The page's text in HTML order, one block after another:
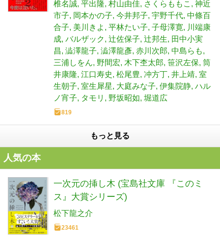
椎名誠 平出隆 村山由佳 さくらももこ
神近
市子
岡本かの子 今井邦子 宇野千代 中條百
合子 美川きよ 平林たい子 子母澤寛
川端康
成 バルザック 辻佐保子 辻邦生
田中小実
昌 澁澤龍子 澁澤龍彥 赤川次郎 中島らも
三浦しをん 野間宏 木下杢太郎 笹沢左保 筒
井康隆 江口寿史 松尾豊 冲方丁 井上靖 室
生朝子 室生犀星 大庭みな子 伊集院静 ハル
ノ宵子
タモリ 野坂昭如 堀道広
819
もっと見る
人気の本
一次元の挿し木 (宝島社文庫 『このミ
ス』大賞シリーズ)
松下龍之介
23461